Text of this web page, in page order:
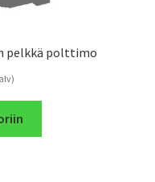
pelkkä polttimo